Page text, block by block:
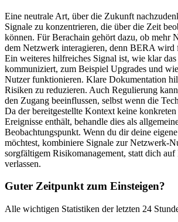
Eine neutrale Art, über die Zukunft
Signale zu konzentrieren, die über die Zeit
können. Für Berachain gehört dazu, ob mehr
dem Netzwerk interagieren, denn BERA wird
Ein weiteres hilfreiches Signal ist, wie klar
kommuniziert, zum Beispiel Upgrades und
Nutzer funktionieren. Klare Dokumentation
Risiken zu reduzieren. Auch Regulierung
den Zugang beeinflussen, selbst wenn die
Da der bereitgestellte Kontext keine konkreten
Ereignisse enthält, behandle dies als
Beobachtungspunkt. Wenn du dir deine
möchtest, kombiniere Signale zur Netzwerk-
sorgfältigem Risikomanagement, statt dich auf
verlassen.
Guter Zeitpunkt zum Einsteigen?
Alle wichtigen Statistiken der letzten 24